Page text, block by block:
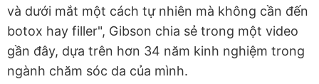
và dưới mắt một cách tự nhiên mà không cần đến
botox hay filler", Gibson chia sẻ trong một video
gần đây, dựa trên hơn 34 năm kinh nghiệm trong
ngành chăm sóc da của mình.